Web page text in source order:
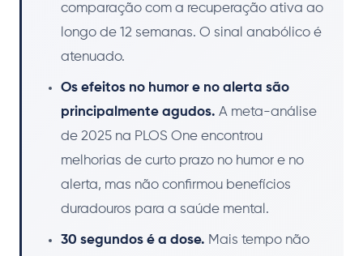
comparação com a recuperação ativa ao
longo de 12 semanas. O sinal anabólico é
atenuado.
Os efeitos no humor e no alerta são
principalmente agudos. A meta-análise
de 2025 na PLOS One encontrou
melhorias de curto prazo no humor e no
alerta, mas não confirmou benefícios
duradouros para a saúde mental.
30 segundos é a dose. Mais tempo não